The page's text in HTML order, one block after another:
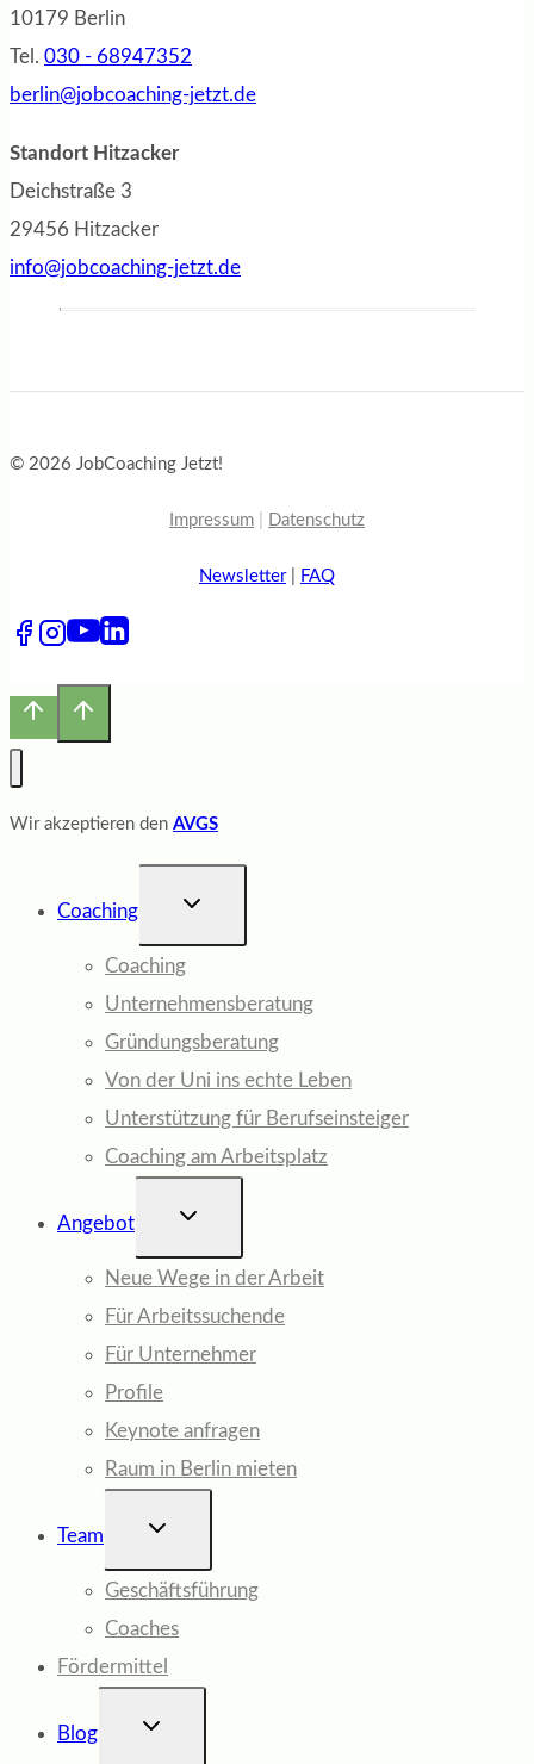
10179 Berlin
Tel. 030 - 68947352
berlin@jobcoaching-jetzt.de
Standort Hitzacker
Deichstraße 3
29456 Hitzacker
info@jobcoaching-jetzt.de
© 2026 JobCoaching Jetzt!
Impressum Datenschutz
Newsletter| FAQ
Wir akzeptieren den AVGS
Coaching
UNTERMENÜ
Coaching
Unternehmensberatung
Gründungsberatung
Von der Uni ins echte Leben
Unterstützung für Berufseinsteiger
Coaching am Arbeitsplatz
Angebot
UNTERMENÜ
Neue Wege in der Arbeit
Für Arbeitssuchende
Für Unternehmer
Profile
Keynote anfragen
Raum in Berlin mieten
Team
UNTERMENÜ
Geschäftsführung
Coaches
Fördermittel
Blog
UNTERMENÜ